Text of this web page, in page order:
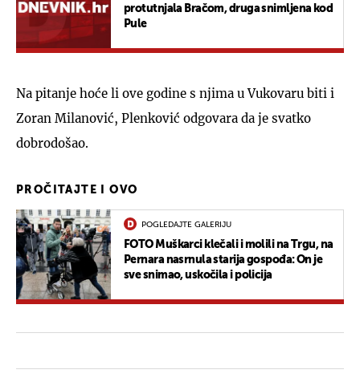
protutnjala Bračom, druga snimljena kod
Pule
Na pitanje hoće li ove godine s njima u Vukovaru biti i
Zoran Milanović, Plenković odgovara da je svatko
dobrodošao.
PROČITAJTE I OVO
POGLEDAJTE GALERIJU
FOTO Muškarci klečali i molili na Trgu, na
Pernara nasrnula starija gospođa: On je
sve snimao, uskočila i policija